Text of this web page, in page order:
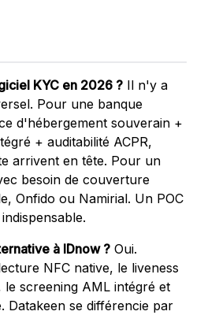
KYC en 2026 ? Il n'y a
Pour une banque
d'hébergement souverain +
+ auditabilité ACPR,
arrivent en tête. Pour un
besoin de couverture
Onfido ou Namirial. Un POC
à IDnow ? Oui.
NFC native, le liveness
le screening AML intégré et
Datakeen se différencie par